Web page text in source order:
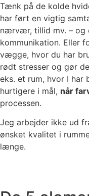
Tænk på de kolde
har ført en vigtig
nærvær, tillid mv. – og
kommunikation. Eller
vægge, hvor du har
rødt stresser og gør
eks. et rum, hvor I
hurtigere i mål, når
processen.
Jeg arbejder ikke ud
ønsket kvalitet i
længe.